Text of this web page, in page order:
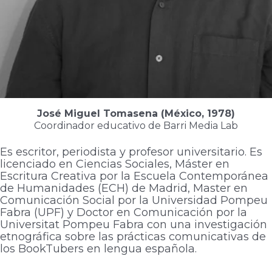
José Miguel Tomasena (México, 1978)
Coordinador educativo de Barri Media Lab
Es escritor, periodista y profesor universitario. Es
licenciado en Ciencias Sociales, Máster en
Escritura Creativa por la Escuela Contemporánea
de Humanidades (ECH) de Madrid, Master en
Comunicación Social por la Universidad Pompeu
Fabra (UPF) y Doctor en Comunicación por la
Universitat Pompeu Fabra con una investigación
etnográfica sobre las prácticas comunicativas de
los BookTubers en lengua española.